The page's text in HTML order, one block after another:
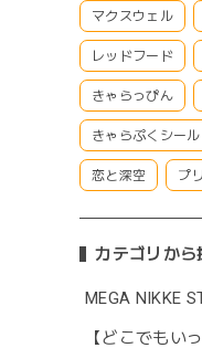
マクスウェル
レッドフード
きゃらっぴん
きゃらぷくシール
恋と深空 プ
カテゴリから
MEGA NIKKE
【どこでもい